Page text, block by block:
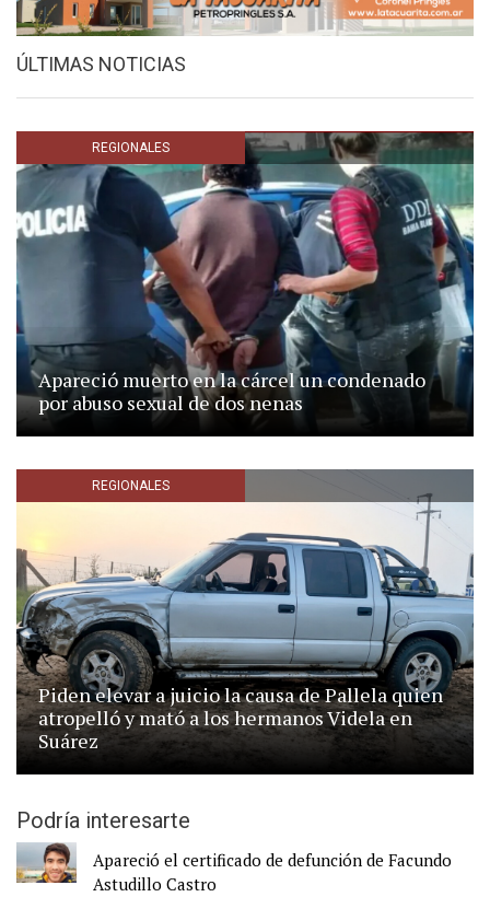
ÚLTIMAS NOTICIAS
REGIONALES
Apareció muerto en la cárcel un condenado
por abuso sexual de dos nenas
REGIONALES
Piden elevar a juicio la causa de Pallela quien
atropelló y mató a los hermanos Videla en
Suárez
Podría interesarte
Apareció el certificado de defunción de Facundo
Astudillo Castro